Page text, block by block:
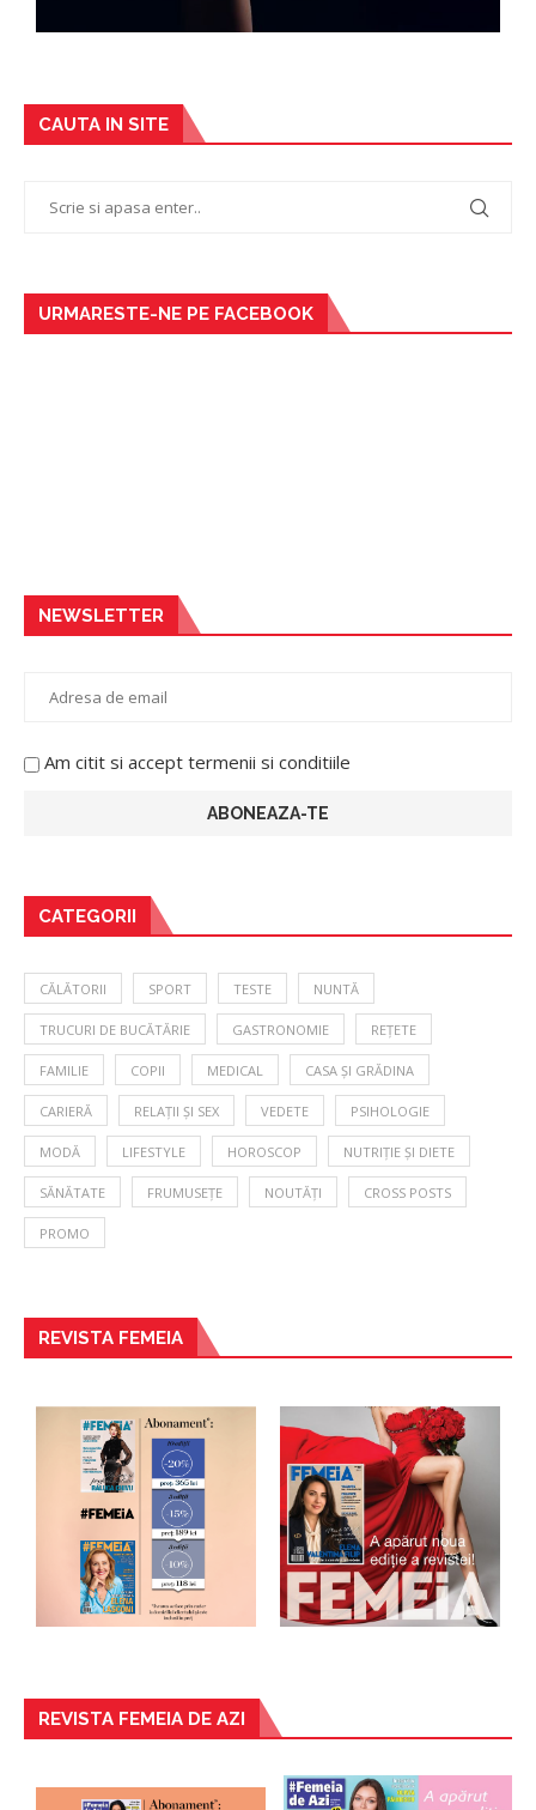
CAUTA IN SITE
URMARESTE-NE PE FACEBOOK
NEWSLETTER
Am citit si accept termenii si conditiile
CATEGORII
CĂLĂTORII SPORT TESTE NUNTĂ
TRUCURI DE BUCĂTĂRIE GASTRONOMIE REȚETE
FAMILIE COPII MEDICAL CASA ȘI GRĂDINA
CARIERĂ RELAȚII ȘI SEX VEDETE PSIHOLOGIE
MODĂ LIFESTYLE HOROSCOP NUTRIȚIE ȘI DIETE
SĂNĂTATE FRUMUSEȚE NOUTĂȚI CROSS POSTS
PROMO
REVISTA FEMEIA
REVISTA FEMEIA DE AZI